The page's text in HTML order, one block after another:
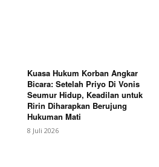
Kuasa Hukum Korban Angkar
Bicara: Setelah Priyo Di Vonis
Seumur Hidup, Keadilan untuk
Ririn Diharapkan Berujung
Hukuman Mati
8 Juli 2026